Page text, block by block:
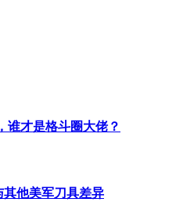
谁才是格斗圈大佬？
其他美军刀具差异